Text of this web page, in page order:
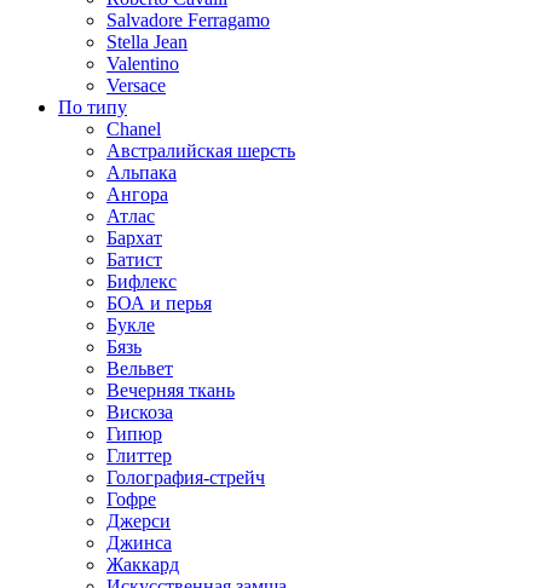
Salvadore Ferragamo
Stella Jean
Valentino
Versace
По типу
Chanel
Австралийская шерсть
Альпака
Ангора
Атлас
Бархат
Батист
Бифлекс
БОА и перья
Букле
Бязь
Вельвет
Вечерняя ткань
Вискоза
Гипюр
Глиттер
Голография-стрейч
Гофре
Джерси
Джинса
Жаккард